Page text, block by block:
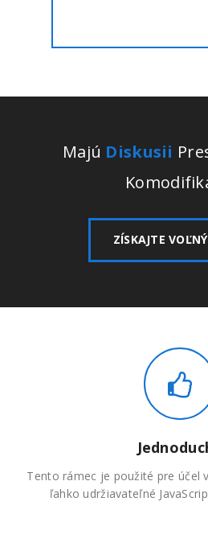
Majú Diskusii
ZÍSKAJTE
Tento rámec je použité pre účel
ľahko udržiavateľné